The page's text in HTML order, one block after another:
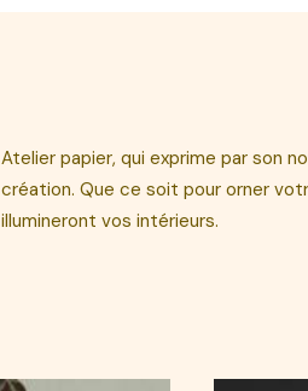
Atelier papier, qui exprime par son
création. Que ce soit pour orner
illumineront vos intérieurs.